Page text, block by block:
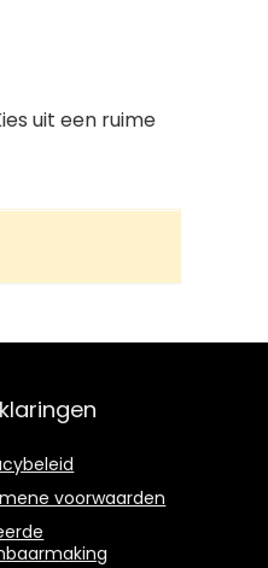
uit een ruime
voorwaarden